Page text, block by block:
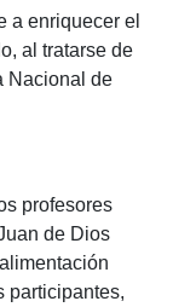
a enriquecer el
al tratarse de
Nacional de
profesores
de Dios
participantes,